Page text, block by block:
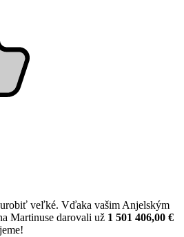
veľké. Vďaka vašim Anjelským
Martinuse darovali už 1 501 406,00 €